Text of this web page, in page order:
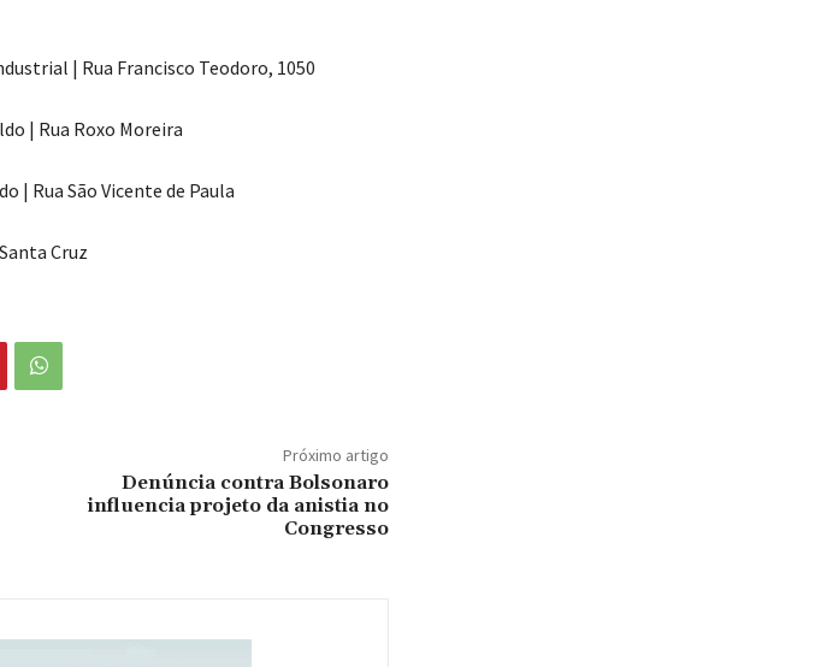
| Rua Francisco Teodoro, 1050
| Rua Roxo Moreira
| Rua São Vicente de Paula
Cruz
Próximo artigo
Denúncia contra Bolsonaro
influencia projeto da anistia no
Congresso